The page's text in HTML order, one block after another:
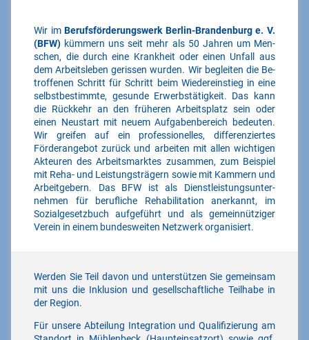
Wir imBerufsförderungswerk Berlin-Brandenburg e. V.
(BFW) kümmern uns seit mehr als 50 Jahren um Men­
schen, die durch eine Krank­heit oder einen Un­fall aus
dem Arbeits­leben gerissen wurden. Wir be­gleiten die Be­
troffenen Schritt für Schritt beim Wieder­einstieg in eine
selbst­bestimmte, gesunde Erwerbs­tätig­keit. Das kann
die Rück­kehr an den früheren Arbeitsplatz sein oder
einen Neu­start mit neuem Aufgaben­bereich bedeuten.
Wir greifen auf ein professionelles, differenziertes
Förder­angebot zurück und arbeiten mit allen wichtigen
Akteuren des Arbeits­marktes zusammen, zum Beispiel
mit Reha- und Leistungs­trägern sowie mit Kammern und
Arbeit­gebern. Das BFW ist als Dienst­leistungs­unter­
nehmen für berufliche Rehabilitation anerkannt, im
Sozial­gesetz­buch aufgeführt und als gemeinnütziger
Verein in einem bundesweiten Netzwerk organisiert.
Werden Sie Teil davon und unterstützen Sie gemeinsam
mit uns die Inklusion und gesellschaftliche Teilhabe in
der Region.
Für unsere Abteilung Integration und Qualifizierung am